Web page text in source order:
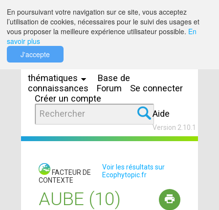
thématiques
Base de
connaissances
Forum
Se connecter
Créer un compte
Aide
Version 2.10.1
FACTEUR DE
CONTEXTE
Voir les résultats sur
Ecophytopic.fr
AUBE (10)
En poursuivant votre navigation sur ce site, vous acceptez
l’utilisation de cookies, nécessaires pour le suivi des usages et
vous proposer la meilleure expérience utilisateur possible. En
savoir plus
J'accepte